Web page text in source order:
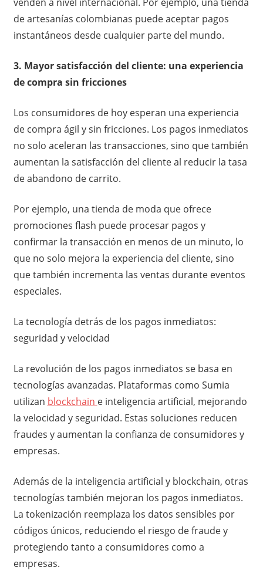
de artesanías colombianas puede aceptar pagos
instantáneos desde cualquier parte del mundo.
3. Mayor satisfacción del cliente: una experiencia
de compra sin fricciones
Los consumidores de hoy esperan una experiencia
de compra ágil y sin fricciones. Los pagos inmediatos
no solo aceleran las transacciones, sino que también
aumentan la satisfacción del cliente al reducir la tasa
de abandono de carrito.
Por ejemplo, una tienda de moda que ofrece
promociones flash puede procesar pagos y
confirmar la transacción en menos de un minuto, lo
que no solo mejora la experiencia del cliente, sino
que también incrementa las ventas durante eventos
especiales.
La tecnología detrás de los pagos inmediatos:
seguridad y velocidad
La revolución de los pagos inmediatos se basa en
tecnologías avanzadas. Plataformas como Sumia
utilizan blockchain e inteligencia artificial, mejorando
la velocidad y seguridad. Estas soluciones reducen
fraudes y aumentan la confianza de consumidores y
empresas.
Además de la inteligencia artificial y blockchain, otras
tecnologías también mejoran los pagos inmediatos.
La tokenización reemplaza los datos sensibles por
códigos únicos, reduciendo el riesgo de fraude y
protegiendo tanto a consumidores como a
empresas.